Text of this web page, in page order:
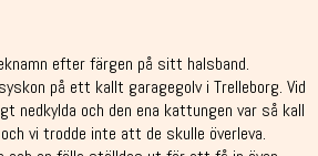
efter färgen på sitt halsband.
på ett kallt garagegolv i Trelleborg. Vid
nedkylda och den ena kattungen var så kall
vi trodde inte att de skulle överleva.